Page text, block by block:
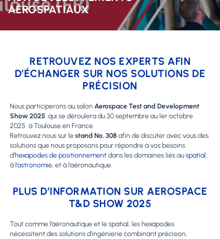
AÉROSPATIAUX
RETROUVEZ NOS EXPERTS AFIN
D’ÉCHANGER SUR NOS SOLUTIONS DE
PRÉCISION
Nous participerons au salonAerospace Test and Development
Show 2025 qui se déroulera du 30 septembre au 1er octobre
2025 à Toulouse en France.
Retrouvez nous sur lestand No. 308afin de discuter avec vous des
solutions que nous proposons pour répondre à vos besoins
d’hexapodes de positionnementdans les domaines liés auspatial,
à l’astronomie, et à l’aéronautique.
PLUS D’INFORMATION SUR AEROSPACE
T&D SHOW 2025
Tout comme l’aéronautique et le spatial, les hexapodes
nécessitent des solutions d’ingénierie combinant précision,